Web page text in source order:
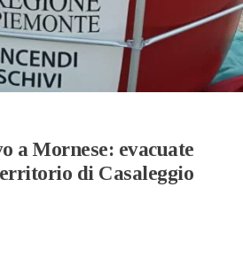
a Mornese: evacuate
di Casaleggio